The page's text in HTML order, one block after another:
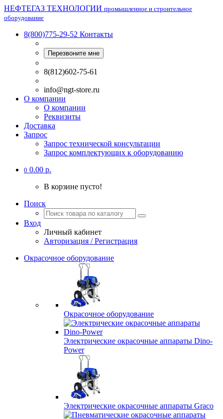
НЕФТЕГАЗ ТЕХНОЛОГИИ промышленное и строительное
оборудование
8(800)775-29-52 Контакты
Перезвоните мне
8(812)602-75-61
info@ngt-store.ru
О компании
О компании
Реквизиты
Доставка
Запрос
Запрос технической консультации
Запрос комплектующих к оборудованию
0 0.00 р.
В корзине пусто!
Поиск
Вход
Личный кабинет
Авторизация / Регистрация
Окрасочное оборудование
Окрасочное оборудование
Электрические окрасочные аппараты Dino-
Power
Электрические окрасочные аппараты Graco